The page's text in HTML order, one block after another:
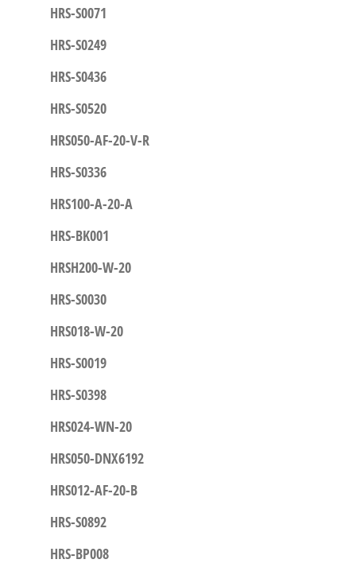
HRS-S0071
HRS-S0249
HRS-S0436
HRS-S0520
HRS050-AF-20-V-R
HRS-S0336
HRS100-A-20-A
HRS-BK001
HRSH200-W-20
HRS-S0030
HRS018-W-20
HRS-S0019
HRS-S0398
HRS024-WN-20
HRS050-DNX6192
HRS012-AF-20-B
HRS-S0892
HRS-BP008